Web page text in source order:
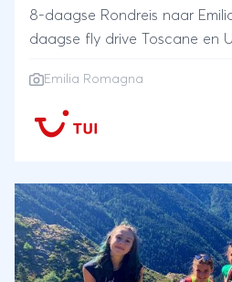
8-daagse Rondreis naar
daagse fly drive Toscane en
Emilia Romagna